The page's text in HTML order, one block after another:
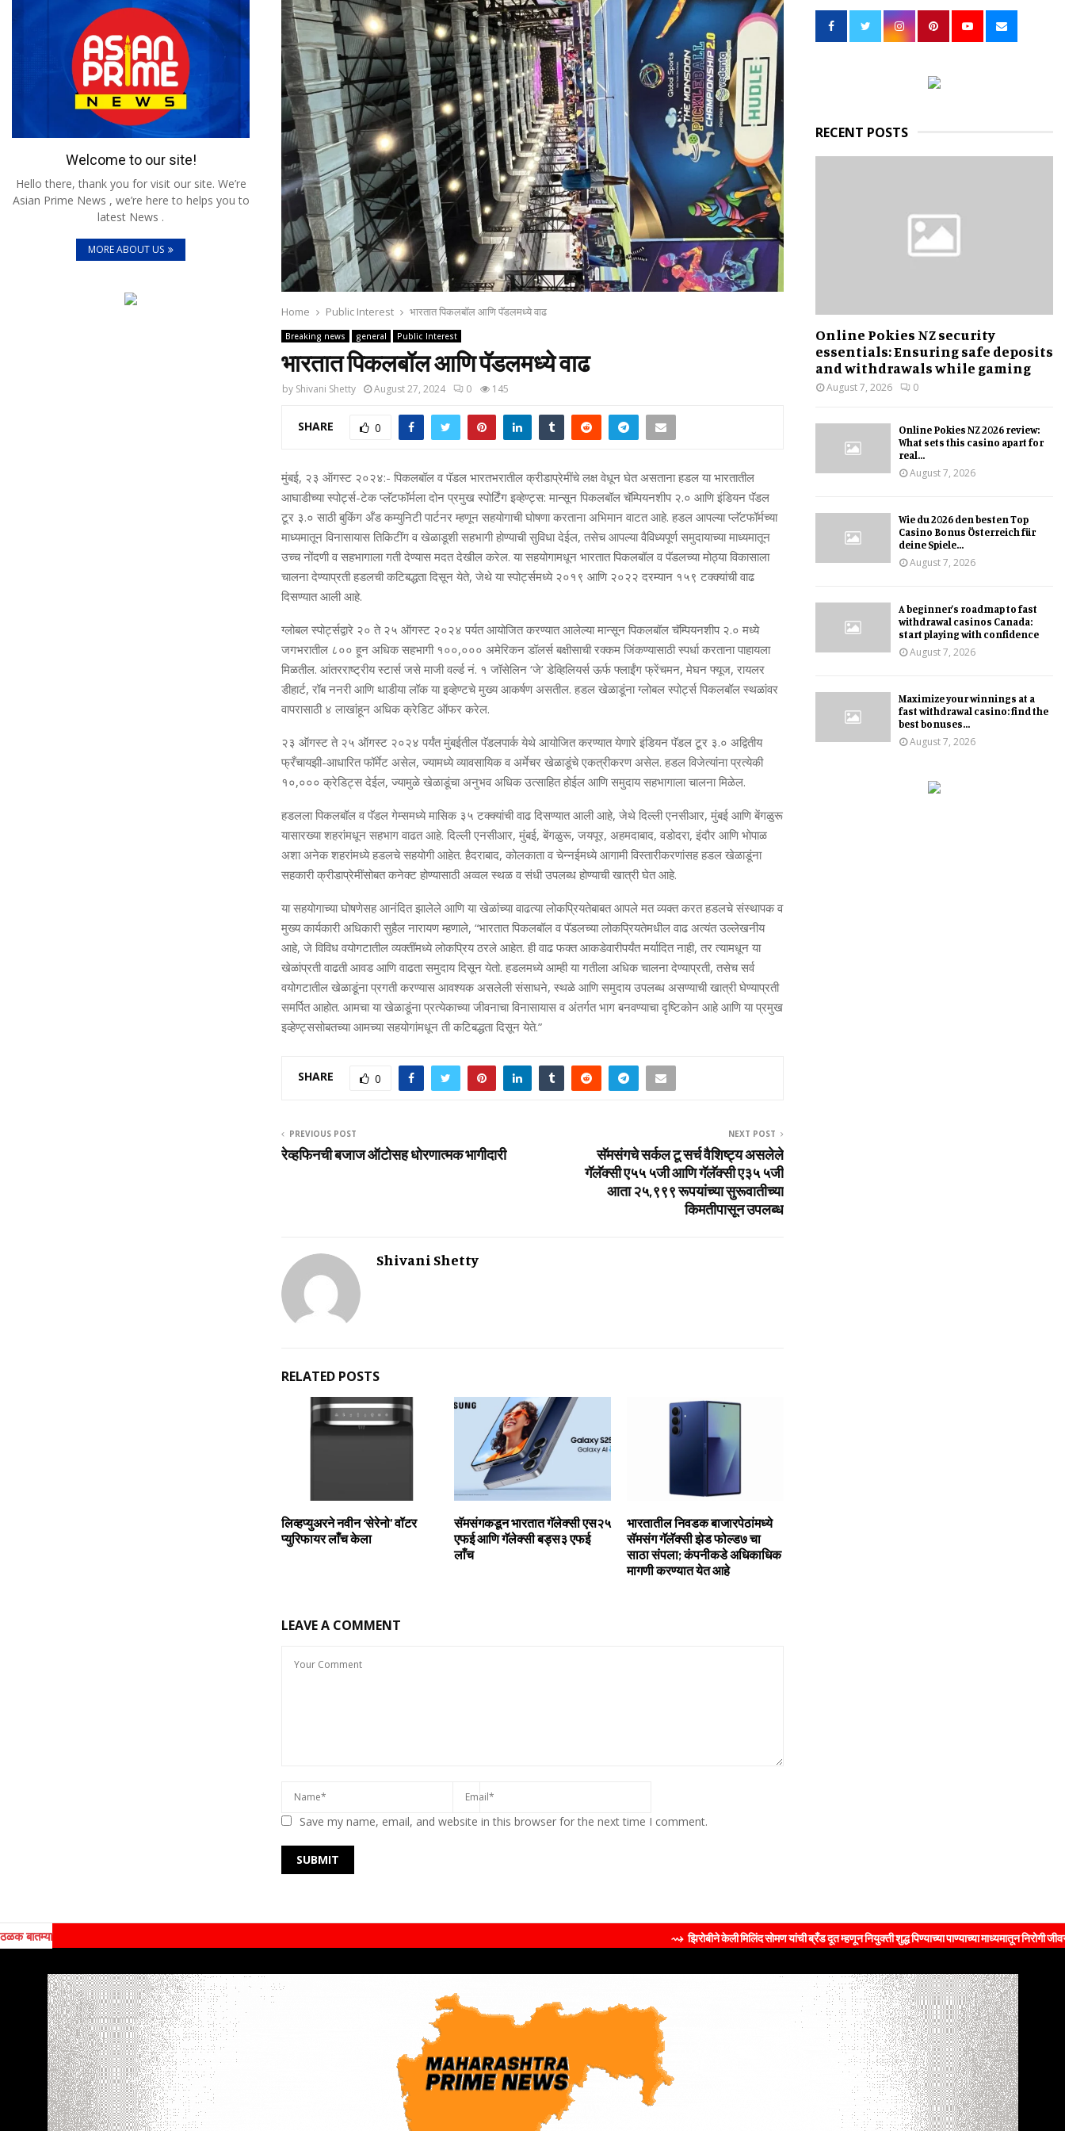
Home Public Interest भारतात पिकलबॉल आणि पॅडलमध्‍ये वाढ
Breaking news general Public Interest
भारतात पिकलबॉल आणि पॅडलमध्‍ये वाढ
by Shivani Shetty August 27, 2024 0 145
SHARE 0
मुंबई, २३ ऑगस्ट २०२४:- पिकलबॉल व पॅडल भारतभरातील क्रीडाप्रेमींचे लक्ष वेधून घेत असताना हडल या भारतातील
आघाडीच्‍या स्‍पोर्ट्स-टेक प्‍लॅटफॉर्मला दोन प्रमुख स्‍पोर्टिंग इव्‍हेण्‍ट्स: मान्‍सून पिकलबॉल चॅम्पियनशीप २.० आणि इंडियन पॅडल
टूर ३.० साठी बुकिंग अँड कम्‍युनिटी पार्टनर म्‍हणून सहयोगाची घोषणा करताना अभिमान वाटत आहे. हडल आपल्‍या प्‍लॅटफॉर्मच्‍या
माध्‍यमातून विनासायास तिकिटींग व खेळाडूशी सहभागी होण्‍याची सुविधा देईल, तसेच आपल्‍या वैविध्‍यपूर्ण समुदायाच्‍या माध्‍यमातून
उच्‍च नोंदणी व सहभागाला गती देण्‍यास मदत देखील करेल. या सहयोगामधून भारतात पिकलबॉल व पॅडलच्‍या मोठ्या विकासाला
चालना देण्‍याप्रती हडलची कटिबद्धता दिसून येते, जेथे या स्‍पोर्ट्समध्‍ये २०१९ आणि २०२२ दरम्‍यान १५९ टक्‍क्‍यांची वाढ
दिसण्‍यात आली आहे.
ग्‍लोबल स्‍पोर्ट्सद्वारे २० ते २५ ऑगस्‍ट २०२४ पर्यत आयोजित करण्‍यात आलेल्‍या मान्‍सून पिकलबॉल चॅम्पियनशीप २.० मध्‍ये
जगभरातील ८०० हून अधिक सहभागी १००,००० अमेरिकन डॉलर्स बक्षीसाची रक्‍कम जिंकण्‍यासाठी स्‍पर्धा करताना पाहायला
मिळतील. आंतरराष्‍ट्रीय स्‍टार्स जसे माजी वर्ल्‍ड नं. १ जॉसेलिन ‘जे’ डेव्हिलियर्स ऊर्फ फ्लाईंग फ्रेंचमन, मेघन फ्यूज, रायलर
डीहार्ट, रॉब ननरी आणि थाडीया लॉक या इव्‍हेण्‍टचे मुख्‍य आकर्षण असतील. हडल खेळाडूंना ग्‍लोबल स्‍पोर्ट्स पिकलबॉल स्‍थळांवर
वापरासाठी ४ लाखांहून अधिक क्रेडिट ऑफर करेल.
२३ ऑगस्‍ट ते २५ ऑगस्‍ट २०२४ पर्यंत मुंबईतील पॅडलपार्क येथे आयोजित करण्‍यात येणारे इंडियन पॅडल टूर ३.० अद्वितीय
फ्रँचायझी-आधारित फॉर्मेट असेल, ज्‍यामध्‍ये व्‍यावसायिक व अर्मेचर खेळाडूंचे एकत्रीकरण असेल. हडल विजेत्‍यांना प्रत्‍येकी
१०,००० क्रेडिट्स देईल, ज्‍यामुळे खेळाडूंचा अनुभव अधिक उत्‍साहित होईल आणि समुदाय सहभागाला चालना मिळेल.
हडलला पिकलबॉल व पॅडल गेम्‍समध्‍ये मासिक ३५ टक्‍क्‍यांची वाढ दिसण्‍यात आली आहे, जेथे दिल्‍ली एनसीआर, मुंबई आणि बेंगळुरू
यासारख्‍या शहरांमधून सहभाग वाढत आहे. दिल्‍ली एनसीआर, मुंबई, बेंगळुरू, जयपूर, अहमदाबाद, वडोदरा, इंदौर आणि भोपाळ
अशा अनेक शहरांमध्‍ये हडलचे सहयोगी आहेत. हैदराबाद, कोलकाता व चेन्‍नईमध्‍ये आगामी विस्‍तारीकरणांसह हडल खेळाडूंना
सहकारी क्रीडाप्रेमींसोबत कनेक्‍ट होण्‍यासाठी अव्‍वल स्‍थळ व संधी उपलब्‍ध होण्‍याची खात्री घेत आहे.
या सहयोगाच्‍या घोषणेसह आनंदित झालेले आणि या खेळांच्‍या वाढत्‍या लोकप्रियतेबाबत आपले मत व्‍यक्‍त करत हडलचे संस्‍थापक व
मुख्‍य कार्यकारी अधिकारी सुहैल नारायण म्‍हणाले, “भारतात पिकलबॉल व पॅडलच्‍या लोकप्रियतेमधील वाढ अत्‍यंत उल्‍लेखनीय
आहे, जे विविध वयोगटातील व्‍यक्‍तींमध्‍ये लोकप्रिय ठरले आहेत. ही वाढ फक्‍त आकडेवारीपर्यंत मर्यादित नाही, तर त्‍यामधून या
खेळांप्रती वाढती आवड आणि वाढता समुदाय दिसून येतो. हडलमध्‍ये आम्‍ही या गतीला अधिक चालना देण्‍याप्रती, तसेच सर्व
वयोगटातील खेळाडूंना प्रगती करण्‍यास आवश्‍यक असलेली संसाधने, स्‍थळे आणि समुदाय उपलब्‍ध असण्‍याची खात्री घेण्‍याप्रती
समर्पित आहोत. आमचा या खेळाडूंना प्रत्‍येकाच्‍या जीवनाचा विनासायास व अंतर्गत भाग बनवण्‍याचा दृष्टिकोन आहे आणि या प्रमुख
इव्‍हेण्‍ट्ससोबतच्‍या आमच्‍या सहयोगांमधून ती कटिबद्धता दिसून येते.”
SHARE 0
PREVIOUS POST
रेव्हफिनची बजाज ऑटोसह धोरणात्मक भागीदारी
NEXT POST
सॅमसंगचे सर्कल टू सर्च वैशिष्‍ट्य असलेले
गॅलॅक्‍सी ए५५ ५जी आणि गॅलॅक्‍सी ए३५ ५जी
आता २५,९९९ रूपयांच्‍या सुरूवातीच्‍या
किमतीपासून उपलब्‍ध
Shivani Shetty
RELATED POSTS
लिव्‍हप्‍युअरने नवीन ‘सेरेनो’ वॉटर
प्‍युरिफायर लाँच केला
सॅमसंगकडून भारतात गॅलेक्‍सी एस२५
एफई आणि गॅलेक्‍सी बड्स३ एफई
लाँच
भारतातील निवडक बाजारपेठांमध्ये
सॅमसंग गॅलॅक्‍सी झेड फोल्ड७ चा
साठा संपला; कंपनीकडे अधिकाधिक
मागणी करण्‍यात येत आहे
LEAVE A COMMENT
Save my name, email, and website in this browser for the next time I comment.
Welcome to our site!
Hello there, thank you for visit our site. We’re
Asian Prime News , we’re here to helps you to
latest News .
MORE ABOUT US
o
RECENT POSTS
Online Pokies NZ security
essentials: Ensuring safe deposits
and withdrawals while gaming
August 7, 2026 0
Online Pokies NZ 2026 review:
What sets this casino apart for
real...
August 7, 2026
Wie du 2026 den besten Top
Casino Bonus Österreich für
deine Spiele...
August 7, 2026
A beginner’s roadmap to fast
withdrawal casinos Canada:
start playing with confidence
August 7, 2026
Maximize your winnings at a
fast withdrawal casino: find the
best bonuses...
August 7, 2026
ठळक बातम्या ⇝ झिरोबीने केली मिलिंद सोमण यांची ब्रँड दूत म्हणून नियुक्ती शुद्ध पिण्याच्या पाण्याच्या माध्यमातून निरोगी जीवनशैलीचा संदेश